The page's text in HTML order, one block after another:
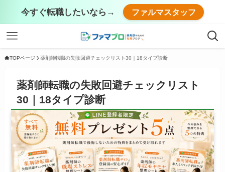
今すぐ転職したいなら→ ファルマスタッフ
TOPページ 薬剤師転職の失敗回避チェックリスト30｜18タイプ診断
薬剤師転職の失敗回避チェックリスト
30｜18タイプ診断